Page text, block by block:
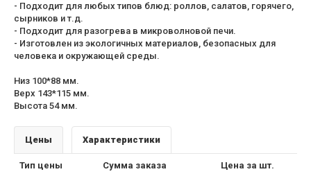
- Подходит для любых типов блюд: роллов, салатов, горячего,
сырников и т.д.
- Подходит для разогрева в микроволновой печи.
- Изготовлен из экологичных материалов, безопасных для
человека и окружающей среды.
Низ 100*88 мм.
Верх 143*115 мм.
Высота 54 мм.
Цены Характеристики
Тип цены Сумма заказа Цена за шт.